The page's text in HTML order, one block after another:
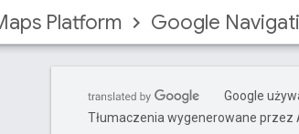
Platform Google
Google
Tłumaczenia wygenerowane przez